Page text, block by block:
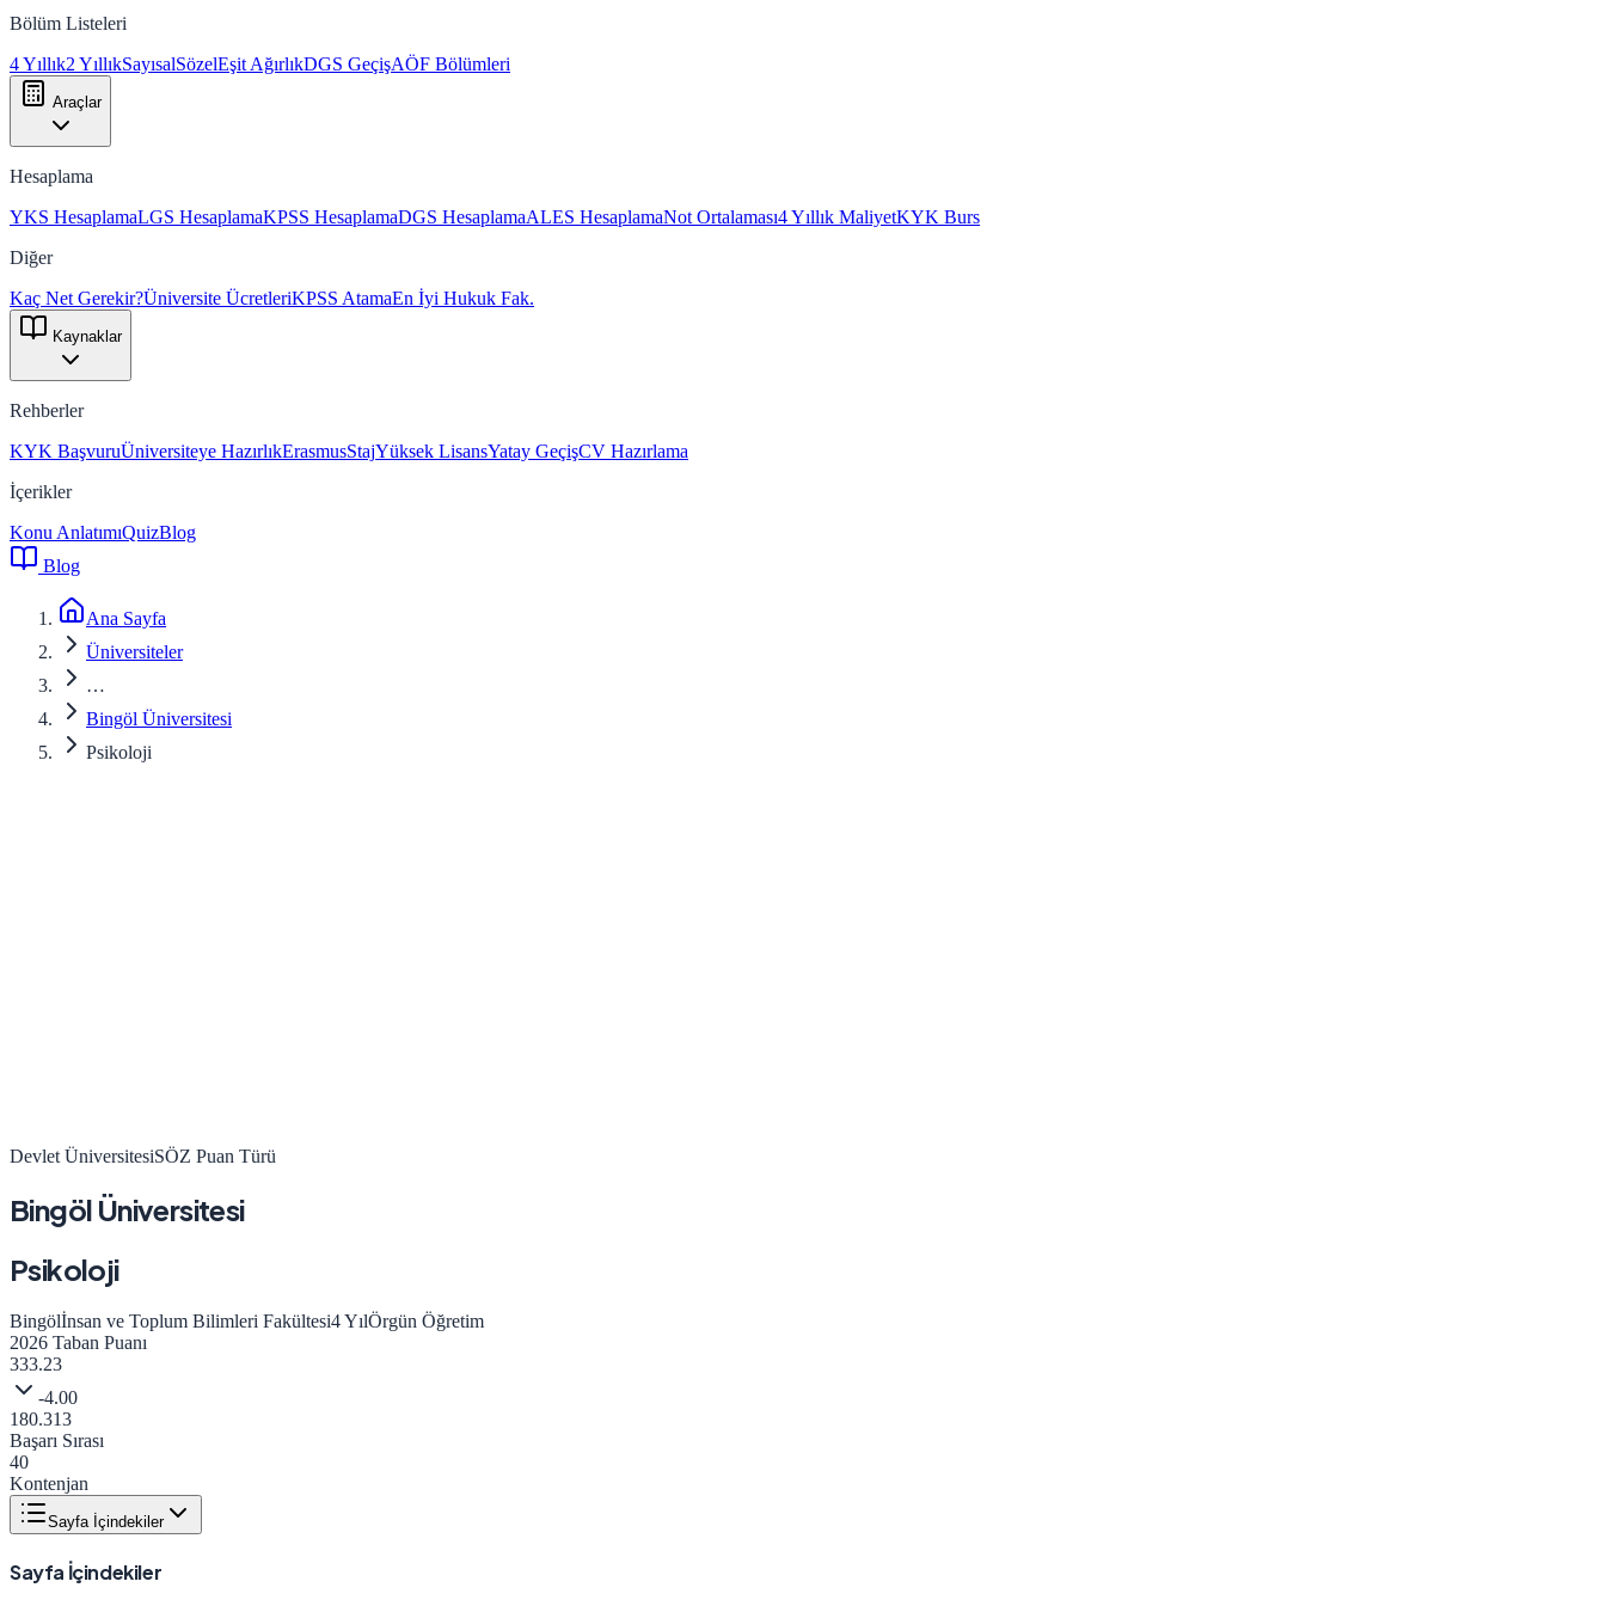
Bölüm Listeleri
4 Yıllık2 YıllıkSayısalSözelEşit AğırlıkDGS GeçişAÖF Bölümleri
Araçlar
Hesaplama
YKS HesaplamaLGS HesaplamaKPSS HesaplamaDGS HesaplamaALES HesaplamaNot Ortalaması4 Yıllık MaliyetKYK Burs
Diğer
Kaç Net Gerekir?Üniversite ÜcretleriKPSS AtamaEn İyi Hukuk Fak.
Kaynaklar
Rehberler
KYK BaşvuruÜniversiteye HazırlıkErasmusStajYüksek LisansYatay GeçişCV Hazırlama
İçerikler
Konu AnlatımıQuizBlog
Blog
Ana Sayfa
Üniversiteler
…
Bingöl Üniversitesi
Psikoloji
Devlet ÜniversitesiSÖZ Puan Türü
Bingöl Üniversitesi
Psikoloji
Bingölİnsan ve Toplum Bilimleri Fakültesi4YılÖrgün Öğretim
2026 Taban Puanı
333.23
-4.00
180.313
Başarı Sırası
40
Kontenjan
Sayfa İçindekiler
Sayfa İçindekiler